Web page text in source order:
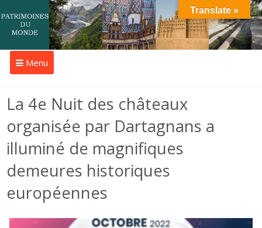
Menu
La 4e Nuit des châteaux
organisée par Dartagnans a
illuminé de magnifiques
demeures historiques
européennes
Translate »